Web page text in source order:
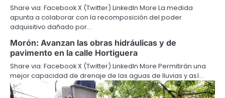
Share via: Facebook X (Twitter) LinkedIn More La medida
apunta a colaborar con la recomposición del poder
adquisitivo dañado por…
Morón: Avanzan las obras hidráulicas y de
pavimento en la calle Hortiguera
Share via: Facebook X (Twitter) LinkedIn More Permitirán una
mejor capacidad de drenaje de las aguas de lluvias y así…